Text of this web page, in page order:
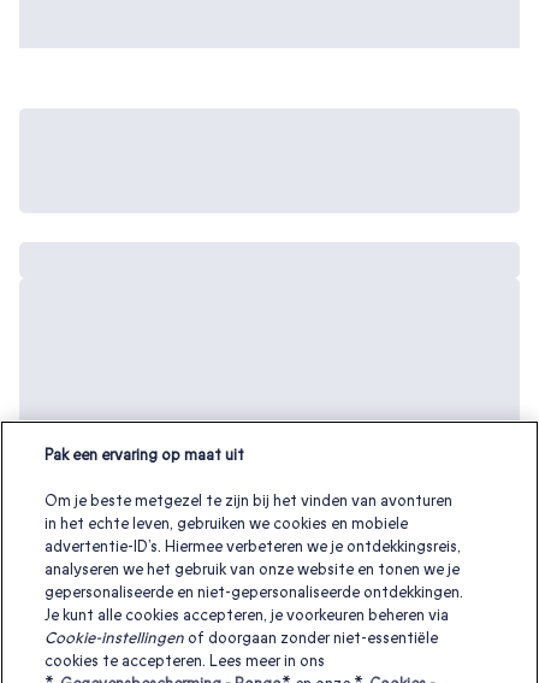
Pak een ervaring op maat uit
Om je beste metgezel te zijn bij het vinden van avonturen
in het echte leven, gebruiken we cookies en mobiele
advertentie-ID’s. Hiermee verbeteren we je ontdekkingsreis,
analyseren we het gebruik van onze website en tonen we je
gepersonaliseerde en niet-gepersonaliseerde ontdekkingen.
Je kunt alle cookies accepteren, je voorkeuren beheren via
Cookie-instellingen of doorgaan zonder niet-essentiële
cookies te accepteren. Lees meer in ons